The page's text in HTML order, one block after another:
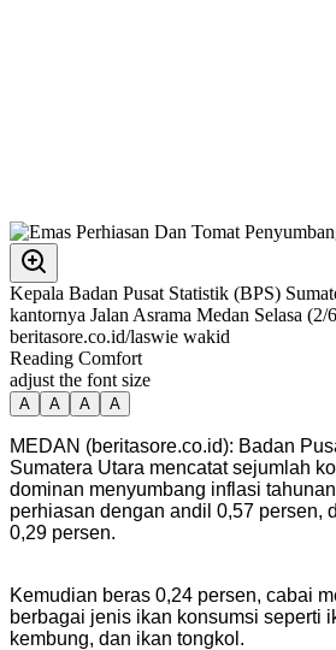
Kepala Badan Pusat Statistik (BPS)
kantornya Jalan Asrama Medan Selasa (2/
beritasore.co.id/laswie wakid
Reading Comfort
adjust the font size
A A A A
MEDAN (beritasore.co.id): Badan
Sumatera Utara mencatat sejumlah
dominan menyumbang inflasi
perhiasan dengan andil 0,57 persen,
0,29 persen.
Kemudian beras 0,24 persen, cabai
berbagai jenis ikan konsumsi seperti
kembung, dan ikan tongkol.